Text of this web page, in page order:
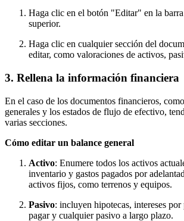
Haga clic en el botón "Editar" en la
superior.
Haga clic en cualquier sección del
editar, como valoraciones de activos,
3. Rellena la información financiera
En el caso de los documentos financieros,
generales y los estados de flujo de efectivo,
varias secciones.
Cómo editar un balance general
Activo: Enumere todos los activos
inventario y gastos pagados por
activos fijos, como terrenos y equipos.
Pasivo: incluyen hipotecas, intereses
pagar y cualquier pasivo a largo plazo.